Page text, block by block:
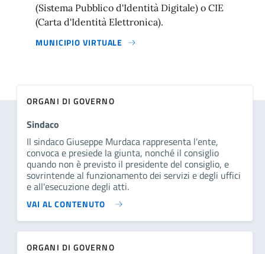
(Sistema Pubblico d'Identità Digitale) o CIE
(Carta d'Identità Elettronica).
MUNICIPIO VIRTUALE
ORGANI DI GOVERNO
Sindaco
Il sindaco Giuseppe Murdaca rappresenta l'ente,
convoca e presiede la giunta, nonché il consiglio
quando non è previsto il presidente del consiglio, e
sovrintende al funzionamento dei servizi e degli uffici
e all'esecuzione degli atti.
VAI AL CONTENUTO
ORGANI DI GOVERNO